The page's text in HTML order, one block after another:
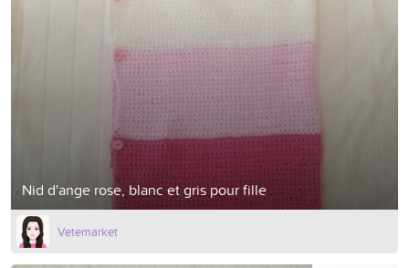
Nid d'ange rose, blanc et gris pour fille
Vetemarket